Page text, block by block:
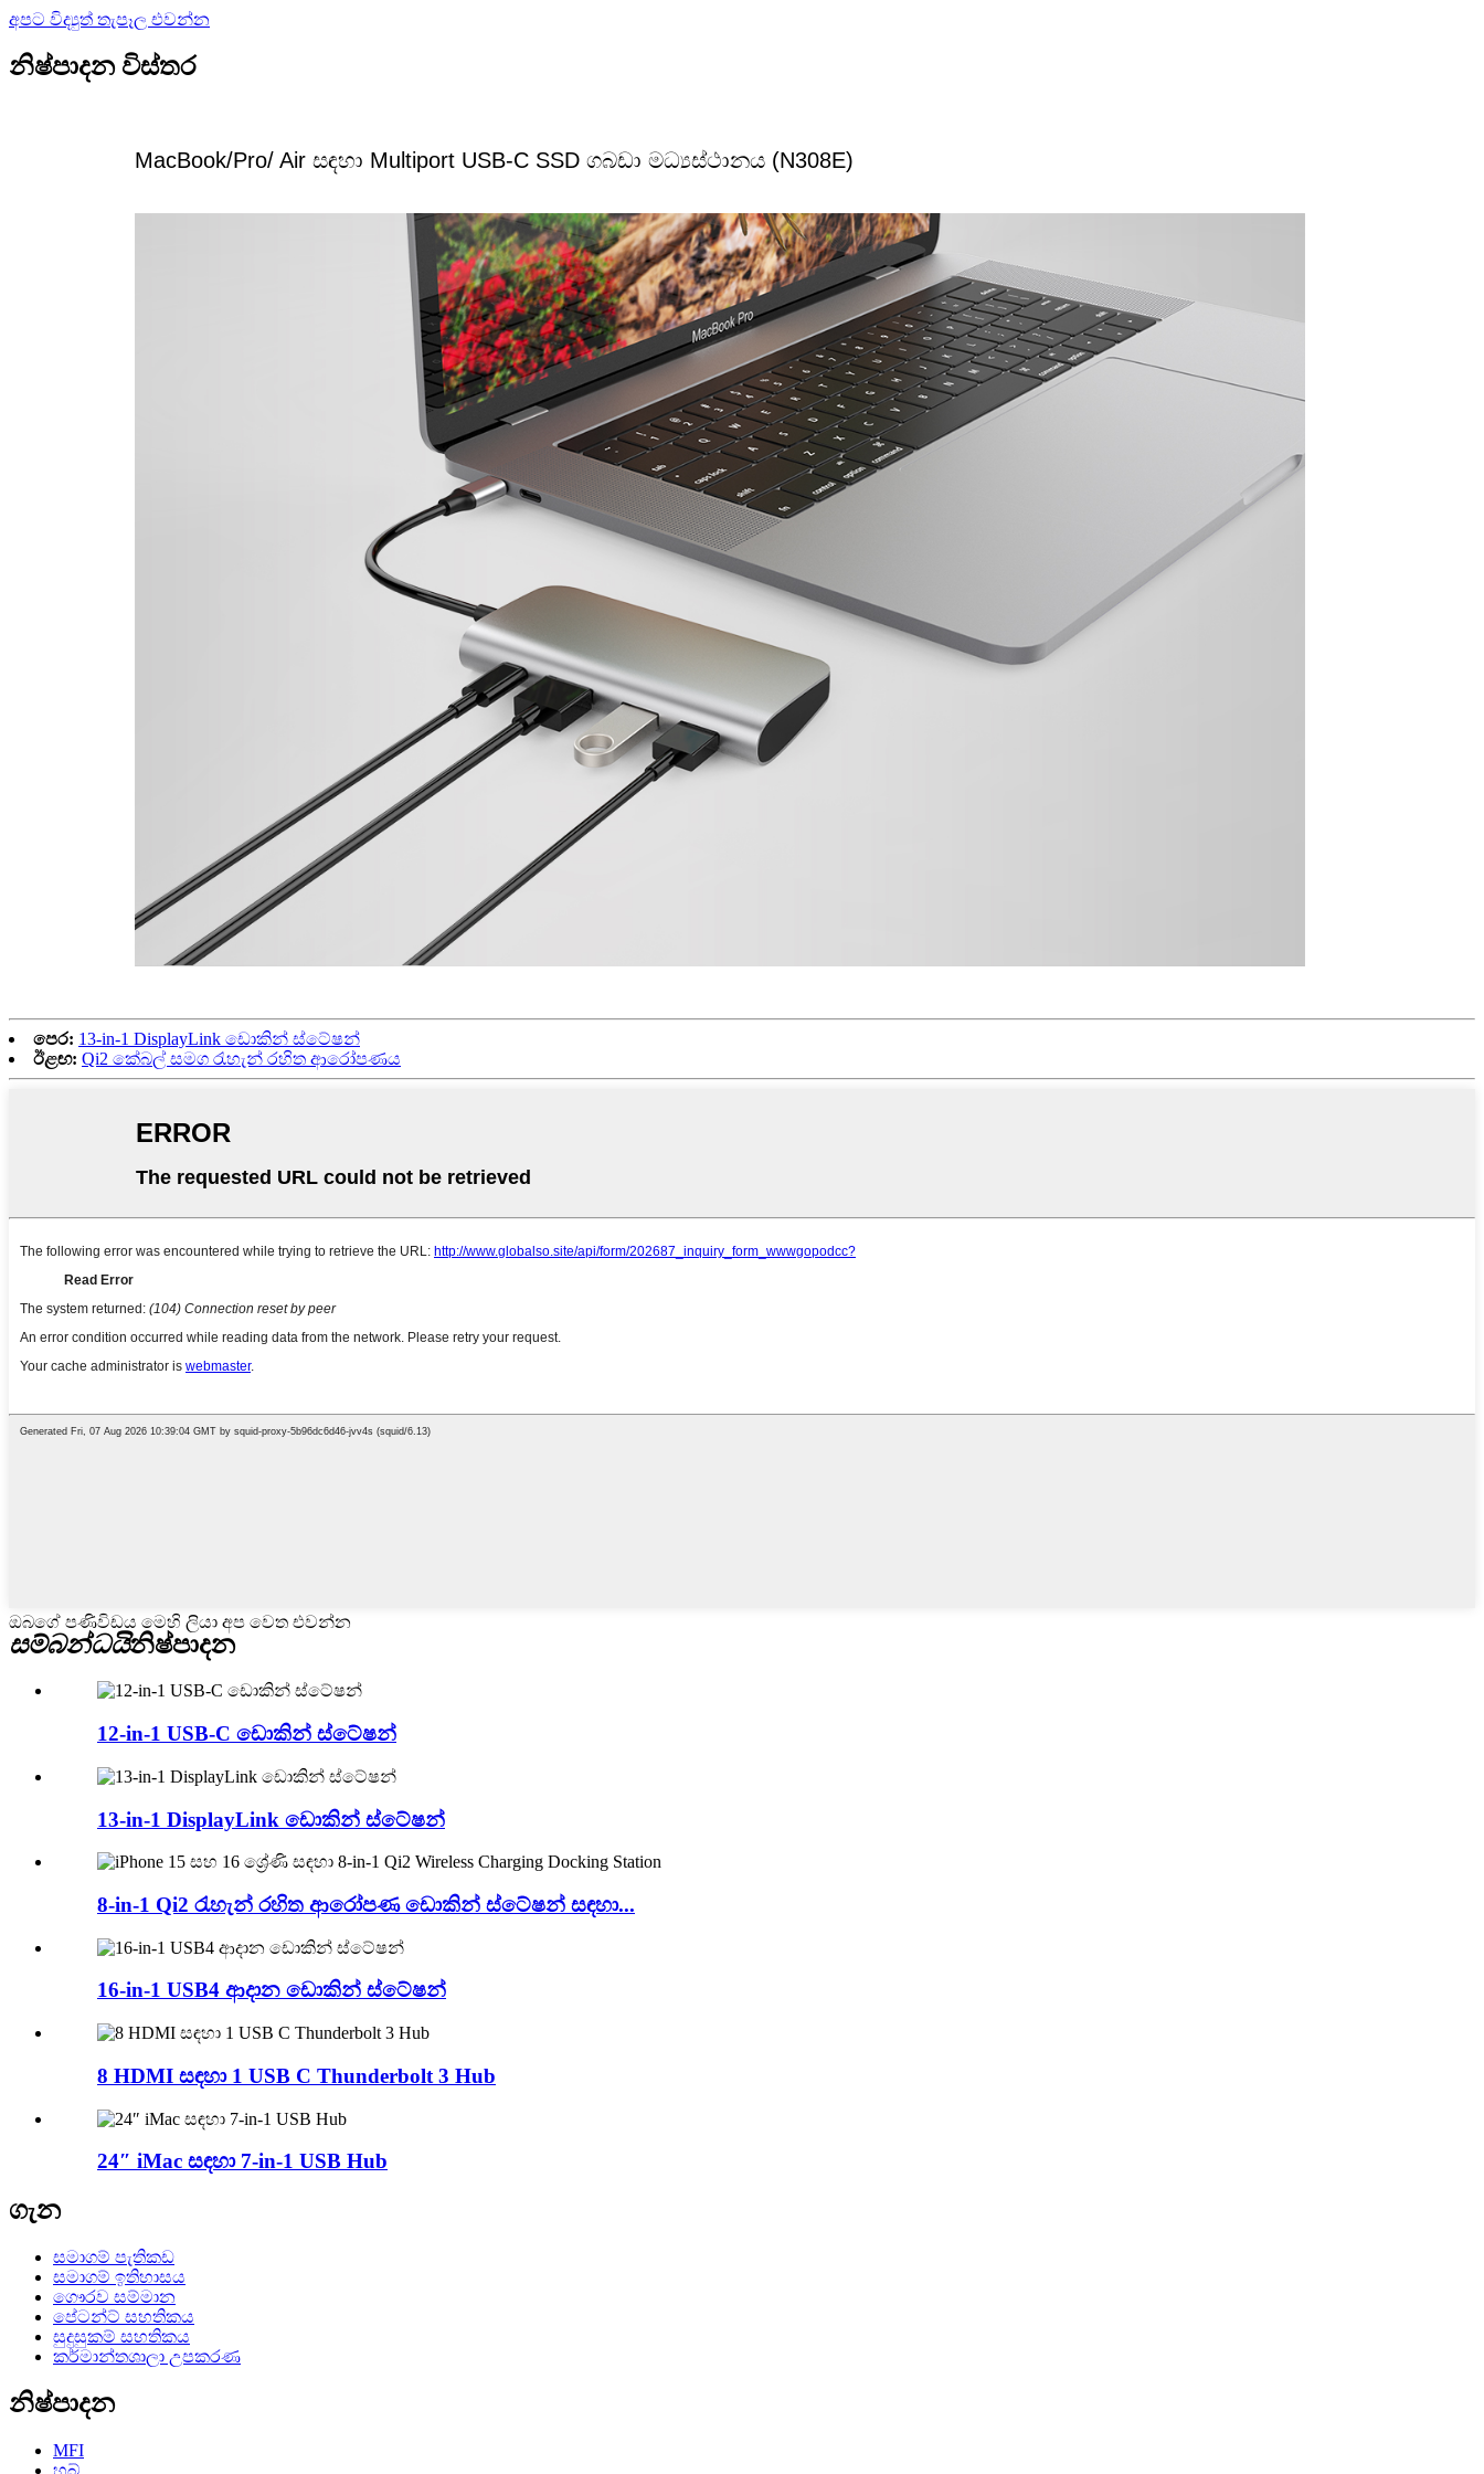
අපට විද්‍යුත් තැපෑල එවන්න
නිෂ්පාදන විස්තර
MacBook/Pro/ Air සඳහා Multiport USB-C SSD ගබඩා මධ්‍යස්ථානය (N308E)
පෙර: 13-in-1 DisplayLink ඩොකින් ස්ටේෂන්
ඊළඟ: Qi2 කේබල් සමග රැහැන් රහිත ආරෝපණය
ඔබගේ පණිවිඩය මෙහි ලියා අප වෙත එවන්න
සම්බන්ධයිනිෂ්පාදන
12-in-1 USB-C ඩොකින් ස්ටේෂන්
13-in-1 DisplayLink ඩොකින් ස්ටේෂන්
8-in-1 Qi2 රැහැන් රහිත ආරෝපණ ඩොකින් ස්ටේෂන් සඳහා...
16-in-1 USB4 ආදාන ඩොකින් ස්ටේෂන්
8 HDMI සඳහා 1 USB C Thunderbolt 3 Hub
24″ iMac සඳහා 7-in-1 USB Hub
ගැන
සමාගම් පැතිකඩ
සමාගම් ඉතිහාසය
ගෞරව සම්මාන
පේටන්ට් සහතිකය
සුදුසුකම් සහතිකය
කර්මාන්තශාලා උපකරණ
නිෂ්පාදන
MFI
හබ්